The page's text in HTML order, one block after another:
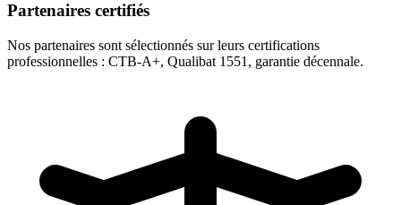
Partenaires certifiés
Nos partenaires sont sélectionnés sur leurs certifications
professionnelles : CTB-A+, Qualibat 1551, garantie décennale.